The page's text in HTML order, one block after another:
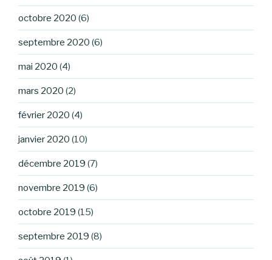
octobre 2020 (6)
septembre 2020 (6)
mai 2020 (4)
mars 2020 (2)
février 2020 (4)
janvier 2020 (10)
décembre 2019 (7)
novembre 2019 (6)
octobre 2019 (15)
septembre 2019 (8)